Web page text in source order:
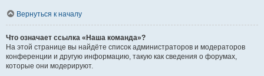
Вернуться к началу
Что означает ссылка «Наша команда»?
На этой странице вы найдёте список администраторов и модераторов
конференции и другую информацию, такую как сведения о форумах,
которые они модерируют.